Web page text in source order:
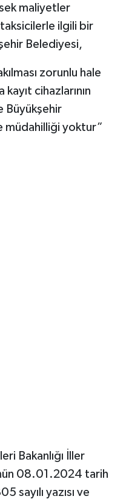
maliyetler
ilgili bir
Belediyesi,
zorunlu hale
cihazlarının
Büyükşehir
müdahilliği yoktur”
Bakanlığı İller
08.01.2024 tarih
yazısı ve